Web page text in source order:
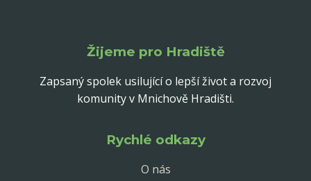
Žijeme pro Hradiště
Zapsaný spolek usilující o lepší život a rozvoj
komunity v Mnichově Hradišti.
Rychlé odkazy
O nás